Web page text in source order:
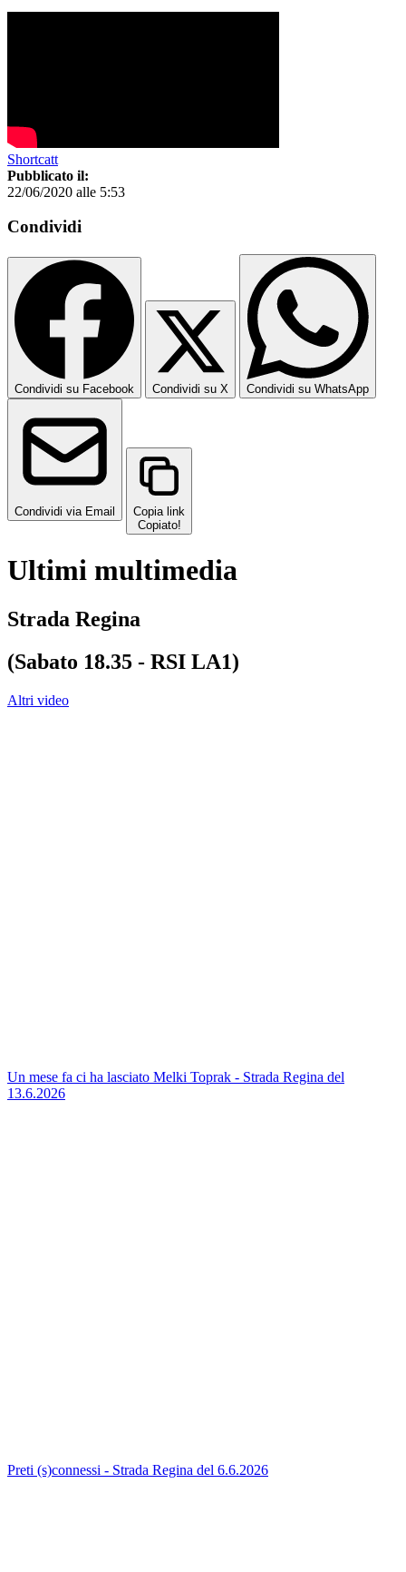
Shortcatt
Pubblicato il:
22/06/2020 alle 5:53
Condividi
Condividi su Facebook Condividi su X Condividi su WhatsApp
Condividi via Email
Copia link
Copiato!
Ultimi multimedia
Strada Regina
(Sabato 18.35 - RSI LA1)
Altri video
Un mese fa ci ha lasciato Melki Toprak - Strada Regina del
13.6.2026
Preti (s)connessi - Strada Regina del 6.6.2026